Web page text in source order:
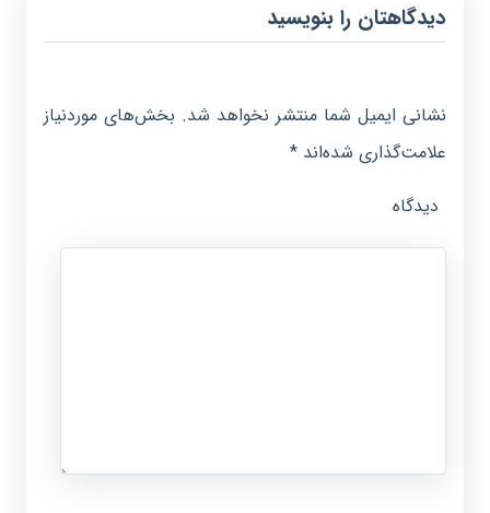
دیدگاهتان را بنویسید
نشانی ایمیل شما منتشر نخواهد شد. بخش‌های موردنیاز
علامت‌گذاری شده‌اند*
دیدگاه